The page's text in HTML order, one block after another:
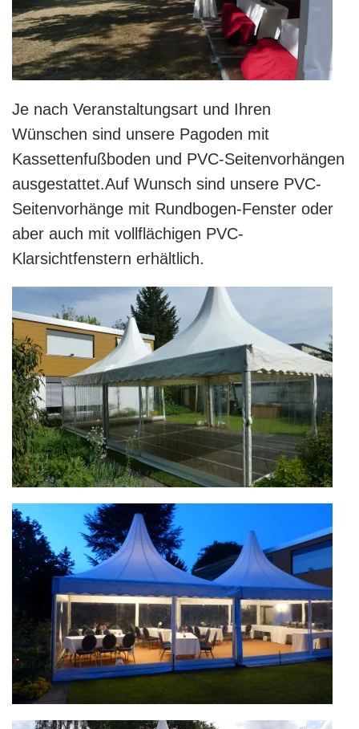
Je nach Veranstaltungsart und Ihren
Wünschen sind unsere Pagoden mit
Kassettenfußboden und PVC-Seitenvorhängen
ausgestattet.Auf Wunsch sind unsere PVC-
Seitenvorhänge mit Rundbogen-Fenster oder
aber auch mit vollflächigen PVC-
Klarsichtfenstern erhältlich.